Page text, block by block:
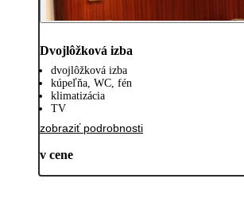
Dvojlôžková izba
dvojlôžková izba
kúpeľňa, WC, fén
klimatizácia
TV
zobraziť podrobnosti
v cene